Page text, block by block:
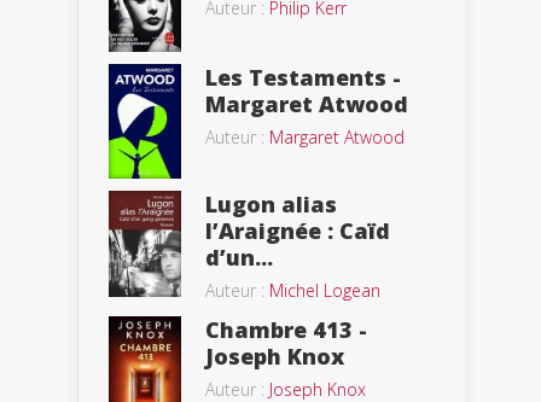
Auteur : Philip Kerr
Les Testaments -
Margaret Atwood
Auteur : Margaret Atwood
Lugon alias
l’Araignée : Caïd
d’un...
Auteur : Michel Logean
Chambre 413 -
Joseph Knox
Auteur : Joseph Knox